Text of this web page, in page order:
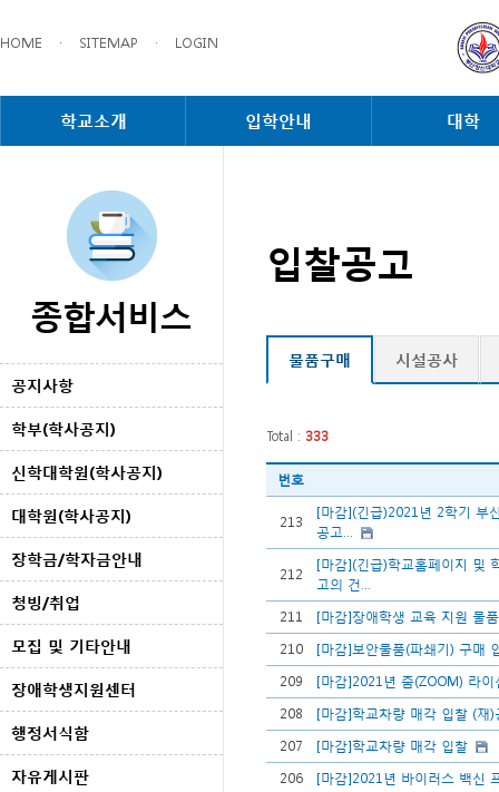
HOME · SITEMAP · LOGIN
학교소개 입학안내 대학
종합서비스
공지사항
학부(학사공지)
신학대학원(학사공지)
대학원(학사공지)
장학금/학자금안내
청빙/취업
모집 및 기타안내
장애학생지원센터
행정서식함
자유게시판
입찰공고
물품구매 시설공사
Total : 333
번호
213
[마감](긴급)2021년 2학기 부
공고...
212
[마감](긴급)학교홈페이지 및
고의 건...
211
[마감]장애학생 교육 지원 물
210
[마감]보안물품(파쇄기) 구매
209
[마감]2021년 줌(ZOOM) 라
208
[마감]학교차량 매각 입찰 (재)
207
[마감]학교차량 매각 입찰
206
[마감]2021년 바이러스 백신